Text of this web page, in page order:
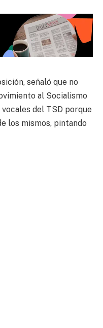
señaló que no
al Socialismo
del TSD porque
los mismos, pintando